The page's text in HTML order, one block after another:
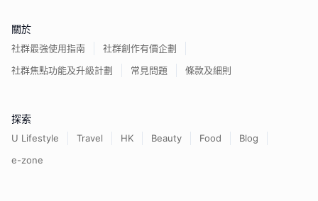
關於
社群最強使用指南
社群創作有價企劃
社群焦點功能及升級計劃
常見問題 條款及細則
探索
U Lifestyle Travel HK Beauty Food
Blog
e-zone